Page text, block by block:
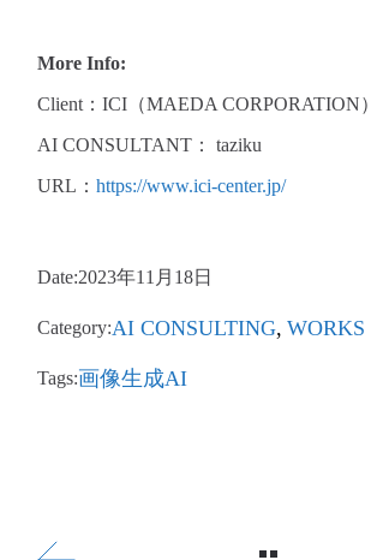
More Info:
Client：ICI（MAEDA CORPORATION）
AI CONSULTANT： taziku
URL：https://www.ici-center.jp/
Date:2023年11月18日
Category:AI CONSULTING WORKS
Tags:画像生成AI